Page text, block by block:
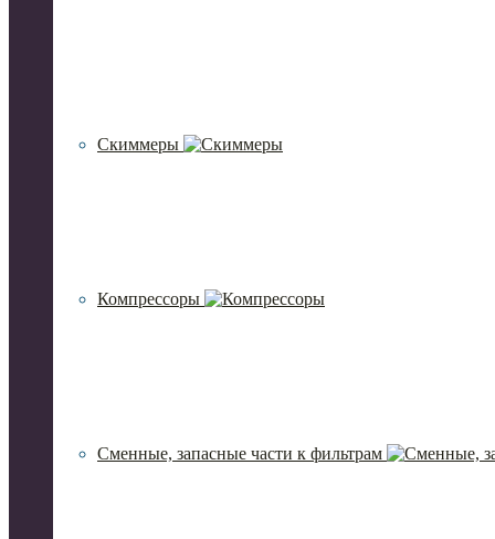
Скиммеры
Компрессоры
Сменные, запасные части к фильтрам